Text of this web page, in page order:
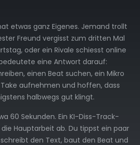
etwas ganz Eigenes. Jemand trollt
Freund vergisst zum dritten Mal
oder ein Rivale schiesst online
eine Antwort darauf:
einen Beat suchen, ein Mikro
aufnehmen und hoffen, dass
halbwegs gut klingt.
60 Sekunden. Ein KI-Diss-Track-
Hauptarbeit ab. Du tippst ein paar
den Text, baut den Beat und